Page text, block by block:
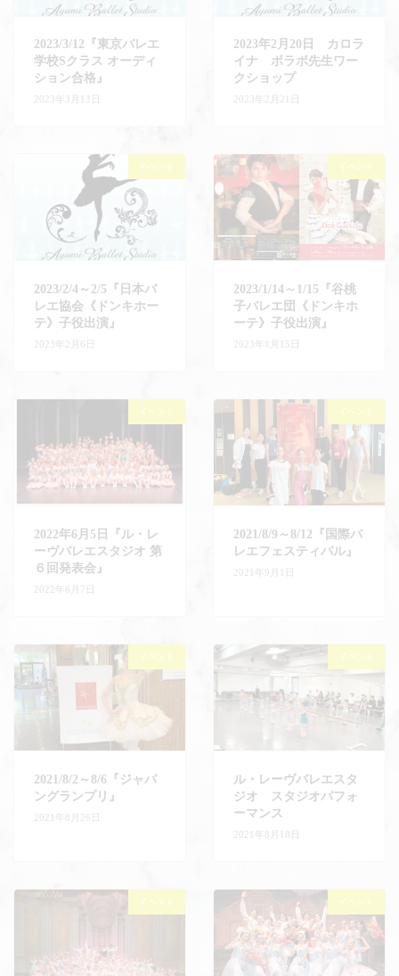
2023/3/12『東京バレエ
学校Sクラス オーディ
ション合格』
2023年3月13日
2023年2月20日 カロラ
イナ ボラボ先生ワー
クショップ
2023年2月21日
イベント
2023/2/4～2/5『日本バ
レエ協会《ドンキホー
テ》子役出演』
2023年2月6日
イベント
2023/1/14～1/15『谷桃
子バレエ団《ドンキホ
ーテ》子役出演』
2023年1月15日
イベント
2022年6月5日『ル・レ
ーヴバレエスタジオ 第
６回発表会』
2022年6月7日
イベント
2021/8/9～8/12『国際バ
レエフェスティバル』
2021年9月1日
イベント
2021/8/2～8/6『ジャパ
ングランプリ』
2021年8月26日
イベント
ル・レーヴバレエスタ
ジオ スタジオパフォ
ーマンス
2021年8月18日
イベント イベント